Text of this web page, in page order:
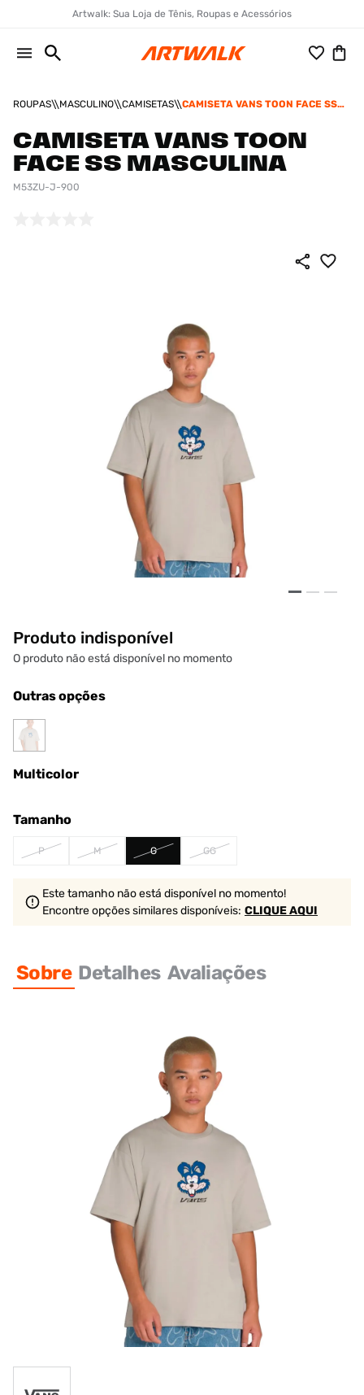
Artwalk: Sua Loja de Tênis, Roupas e Acessórios
ROUPAS MASCULINO CAMISETAS
CAMISETA VANS TOON FACE SS
CAMISETA VANS TOON
FACE SS MASCULINA
M53ZU-J-900
Produto indisponível
O produto não está disponível no momento
Outras opções
Multicolor
Tamanho
P M G GG
Este tamanho não está disponível no momento!
Encontre opções similaresdisponíveis: CLIQUE AQUI
Sobre Detalhes Avaliações